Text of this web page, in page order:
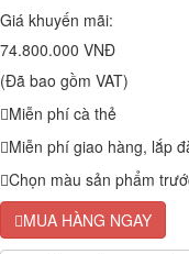
Giá khuyến mãi:
74.800.000 VNĐ
(Đã bao gồm VAT)
Miễn phí cà thẻ
Miễn phí giao hàng, lắp
Chọn màu sản phẩm
MUA HÀNG NGAY